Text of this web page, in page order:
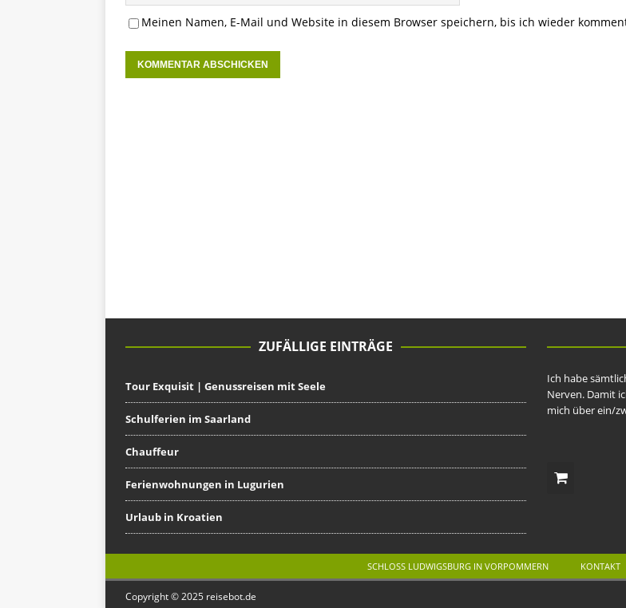
Meinen Namen, E-Mail und Website in diesem Browser speichern, bis ich wieder
ZUFÄLLIGE EINTRÄGE
Tour Exquisit | Genussreisen mit Seele
Schulferien im Saarland
Chauffeur
Ferienwohnungen in Lugurien
Urlaub in Kroatien
Ich habe
Nerven. Damit
mich über ein/
SCHLOSS LUDWIGSBURG IN VORPOMMERN KONTAKT
Copyright © 2025 reisebot.de